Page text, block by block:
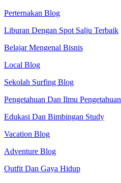
Perternakan Blog
Liburan Dengan Spot Salju Terbaik
Belajar Mengenal Bisnis
Local Blog
Sekolah Surfing Blog
Pengetahuan Dan Ilmu Pengetahuan
Edukasi Dan Bimbingan Study
Vacation Blog
Adventure Blog
Outfit Dan Gaya Hidup